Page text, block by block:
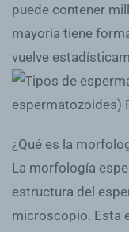
puede contener
mayoría tiene
vuelve
¿Qué es la
La morfología
estructura del
microscopio. Esta